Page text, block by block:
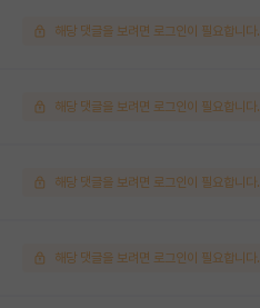
해당 댓글을 보려면 로그인이 필요합니다.
해당 댓글을 보려면 로그인이 필요합니다.
해당 댓글을 보려면 로그인이 필요합니다.
해당 댓글을 보려면 로그인이 필요합니다.